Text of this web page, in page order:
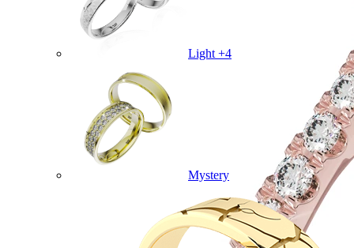
Light +4
Mystery